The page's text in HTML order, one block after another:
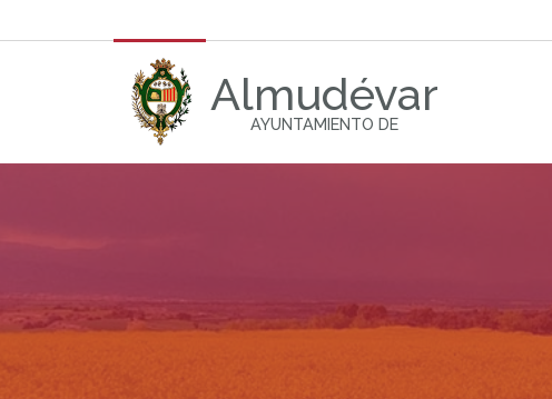
Almudévar
AYUNTAMIENTO DE